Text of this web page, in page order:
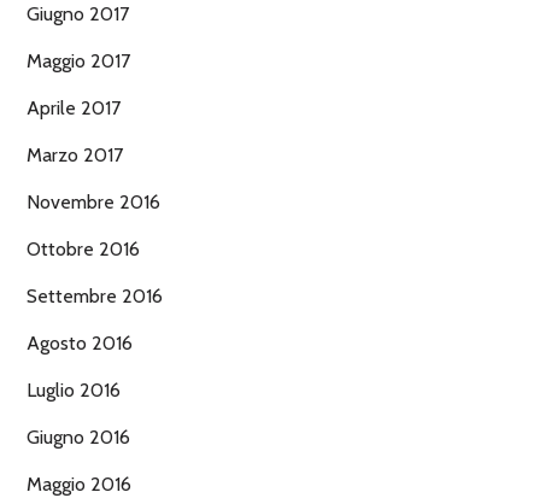
Giugno 2017
Maggio 2017
Aprile 2017
Marzo 2017
Novembre 2016
Ottobre 2016
Settembre 2016
Agosto 2016
Luglio 2016
Giugno 2016
Maggio 2016